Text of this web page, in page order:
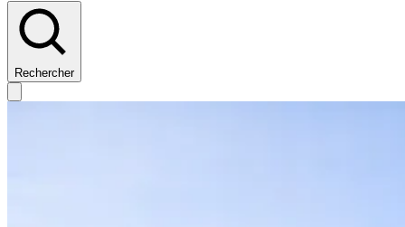
Rechercher